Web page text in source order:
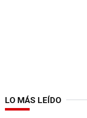
LO MÁS LEÍDO